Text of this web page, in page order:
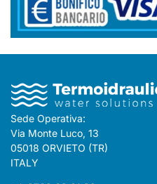
Sede Operativa:
Via Monte Luco, 13
05018 ORVIETO (TR)
ITALY